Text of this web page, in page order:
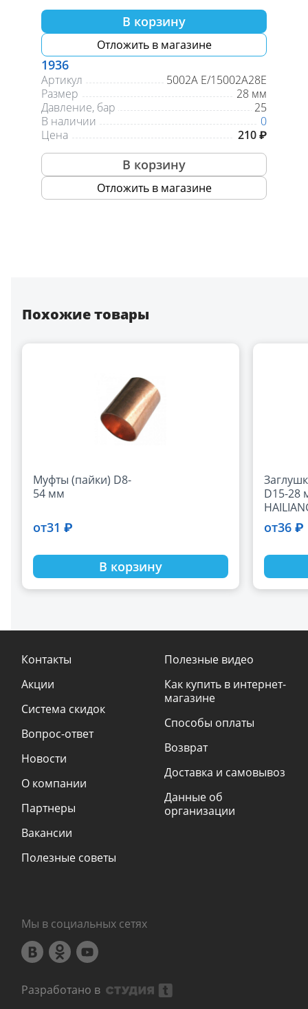
В корзину
Отложить в магазине
1936
Артикул
5002А Е/15002A28E
Размер
28 мм
Давление, бар
25
В наличии
0
Цена
210 ₽
В корзину
Отложить в магазине
Похожие товары
Муфты (пайки) D8-
54 мм
от31 ₽
В корзину
D15-28
от36 ₽
Контакты
Акции
Система скидок
Вопрос-ответ
Новости
О компании
Партнеры
Вакансии
Полезные советы
Полезные видео
Как купить в интернет-
магазине
Способы оплаты
Возврат
Доставка и самовывоз
Данные об
организации
Мы в социальных сетях
Разработано в